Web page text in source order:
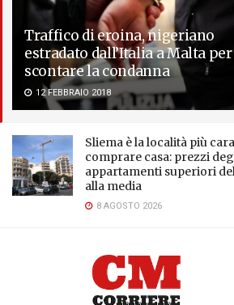
Traffico di eroina, nigeriano
estradato dall’Italia a Malta per
scontare la condanna
12 FEBBRAIO 2018
Sliema è la località più
comprare casa: prezzi
appartamenti superiori
alla media
8 AGOSTO 2026